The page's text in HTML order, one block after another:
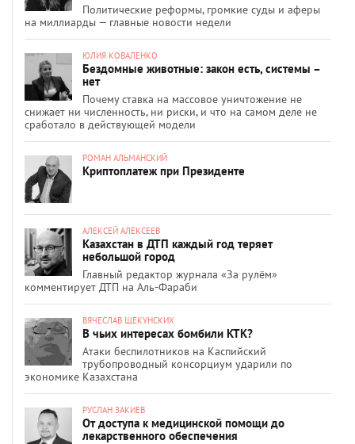
Политические реформы, громкие суды и аферы
на миллиарды — главные новости недели
ЮЛИЯ КОВАЛЕНКО
Бездомные животные: закон есть, системы –
нет
Почему ставка на массовое уничтожение не
снижает ни численность, ни риски, и что на самом деле не
сработало в действующей модели
РОМАН АЛЬМАНСКИЙ
Криптоплатеж при Президенте
АЛЕКСЕЙ АЛЕКСЕЕВ
Казахстан в ДТП каждый год теряет
небольшой город
Главный редактор журнала «За рулём»
комментирует ДТП на Аль-Фараби
ВЯЧЕСЛАВ ЩЕКУНСКИХ
В чьих интересах бомбили КТК?
Атаки беспилотников на Каспийский
трубопроводный консорциум ударили по
экономике Казахстана
РУСЛАН ЗАКИЕВ
От доступа к медицинской помощи до
лекарственного обеспечения